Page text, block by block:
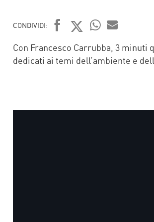
CONDIVIDI:
FACEBOOK
TWITTER
WHATSAPP
MAIL
Con Francesco Carrubba, 3 minuti
dedicati ai temi dell’ambiente e